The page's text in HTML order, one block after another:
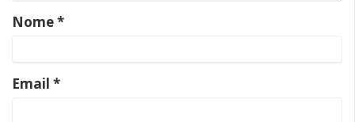
Nome*
Email *